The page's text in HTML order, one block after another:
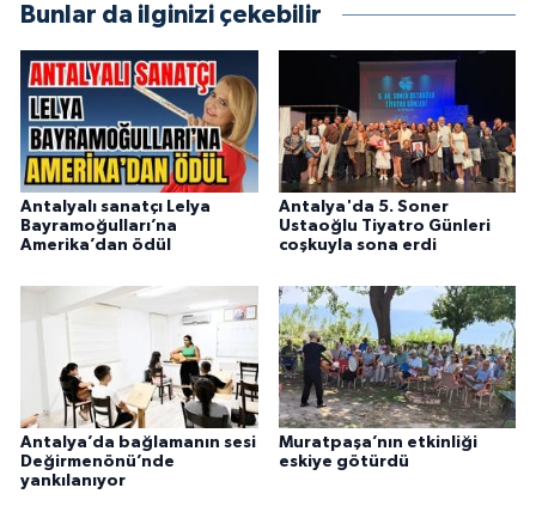
Bunlar da ilginizi çekebilir
Antalyalı sanatçı Lelya
Bayramoğulları’na
Amerika’dan ödül
Antalya'da 5. Soner
Ustaoğlu Tiyatro Günleri
coşkuyla sona erdi
Antalya’da bağlamanın sesi
Değirmenönü’nde
yankılanıyor
Muratpaşa’nın etkinliği
eskiye götürdü